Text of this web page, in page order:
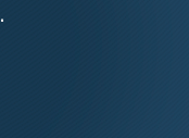
.